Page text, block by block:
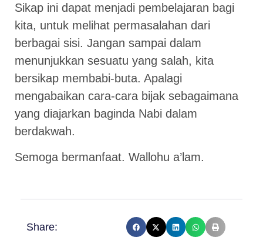
Sikap ini dapat menjadi pembelajaran bagi
kita, untuk melihat permasalahan dari
berbagai sisi. Jangan sampai dalam
menunjukkan sesuatu yang salah, kita
bersikap membabi-buta. Apalagi
mengabaikan cara-cara bijak sebagaimana
yang diajarkan baginda Nabi dalam
berdakwah.
Semoga bermanfaat. Wallohu a’lam.
Share: